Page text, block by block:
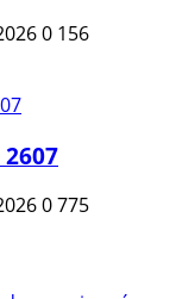
0 156
2607
0775